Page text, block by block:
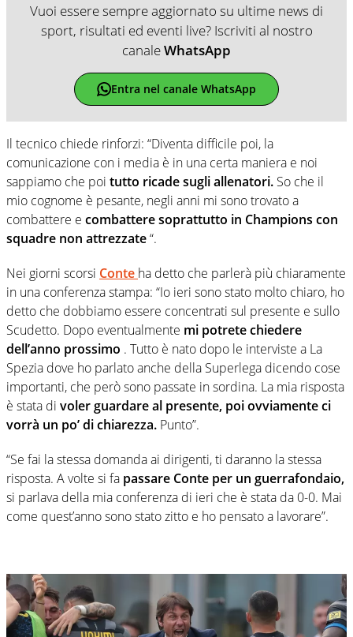
Vuoi essere sempre aggiornato su ultime news di
sport, risultati ed eventi live? Iscriviti al nostro
canaleWhatsApp
Entra nel canale WhatsApp
Il tecnico chiede rinforzi: “Diventa difficile poi, la
comunicazione con i media è in una certa maniera e noi
sappiamo che poi tutto ricade sugli allenatori. So che il
mio cognome è pesante, negli anni mi sono trovato a
combattere e combattere soprattutto in Champions con
squadre non attrezzate“.
Nei giorni scorsi Conte ha detto che parlerà più chiaramente
in una conferenza stampa: “Io ieri sono stato molto chiaro, ho
detto che dobbiamo essere concentrati sul presente e sullo
Scudetto. Dopo eventualmente mi potrete chiedere
dell’anno prossimo . Tutto è nato dopo le interviste a La
Spezia dove ho parlato anche della Superlega dicendo cose
importanti, che però sono passate in sordina. La mia risposta
è stata di voler guardare al presente, poi ovviamente ci
vorrà un po’ di chiarezza. Punto”.
“Se fai la stessa domanda ai dirigenti, ti daranno la stessa
risposta. A volte si fa passare Conte per un guerrafondaio,
si parlava della mia conferenza di ieri che è stata da 0-0. Mai
come quest’anno sono stato zitto e ho pensato a lavorare”.